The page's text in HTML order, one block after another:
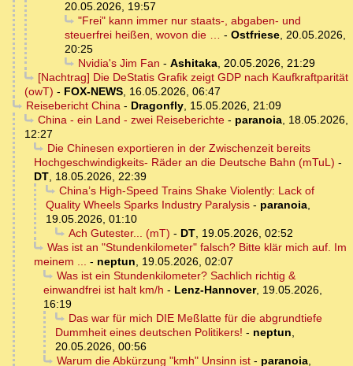
20.05.2026, 19:57
"Frei" kann immer nur staats-, abgaben- und
steuerfrei heißen, wovon die … - Ostfriese, 20.05.2026,
20:25
Nvidia's Jim Fan - Ashitaka, 20.05.2026, 21:29
[Nachtrag] Die DeStatis Grafik zeigt GDP nach Kaufkraftparität
(owT) - FOX-NEWS, 16.05.2026, 06:47
Reisebericht China- Dragonfly, 15.05.2026, 21:09
China - ein Land - zwei Reiseberichte- paranoia, 18.05.2026,
12:27
Die Chinesen exportieren in der Zwischenzeit bereits
Hochgeschwindigkeits- Räder an die Deutsche Bahn (mTuL) -
DT, 18.05.2026, 22:39
China’s High-Speed Trains Shake Violently: Lack of
Quality Wheels Sparks Industry Paralysis - paranoia,
19.05.2026, 01:10
Ach Gutester... (mT) - DT, 19.05.2026, 02:52
Was ist an "Stundenkilometer" falsch? Bitte klär mich auf. Im
meinem ... - neptun, 19.05.2026, 02:07
Was ist ein Stundenkilometer? Sachlich richtig &
einwandfrei ist halt km/h - Lenz-Hannover, 19.05.2026,
16:19
Das war für mich DIE Meßlatte für die abgrundtiefe
Dummheit eines deutschen Politikers! - neptun,
20.05.2026, 00:56
Warum die Abkürzung "kmh" Unsinn ist- paranoia,